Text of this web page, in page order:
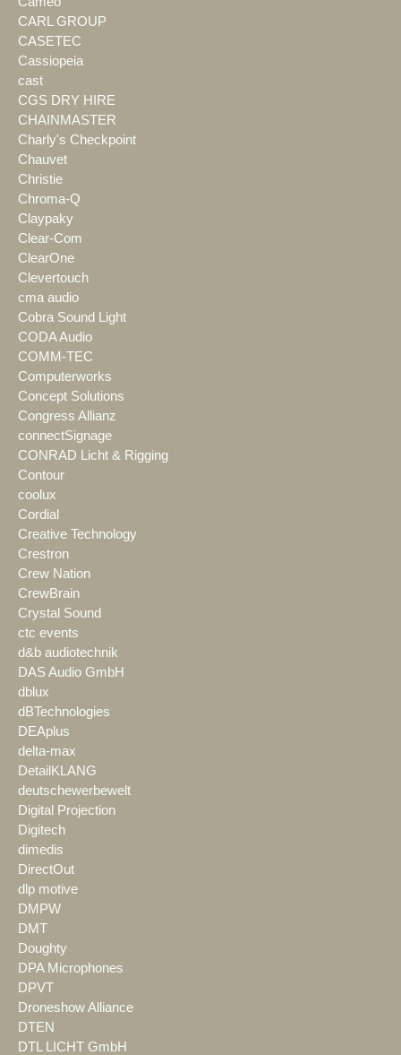
CARL GROUP
CASETEC
Cassiopeia
cast
CGS DRY HIRE
CHAINMASTER
Charly's Checkpoint
Chauvet
Christie
Chroma-Q
Claypaky
Clear-Com
ClearOne
Clevertouch
cma audio
Cobra Sound Light
CODA Audio
COMM-TEC
Computerworks
Concept Solutions
Congress Allianz
connectSignage
CONRAD Licht & Rigging
Contour
coolux
Cordial
Creative Technology
Crestron
Crew Nation
CrewBrain
Crystal Sound
ctc events
d&b audiotechnik
DAS Audio GmbH
dblux
dBTechnologies
DEAplus
delta-max
DetailKLANG
deutschewerbewelt
Digital Projection
Digitech
dimedis
DirectOut
dlp motive
DMPW
DMT
Doughty
DPA Microphones
DPVT
Droneshow Alliance
DTEN
DTL LICHT GmbH